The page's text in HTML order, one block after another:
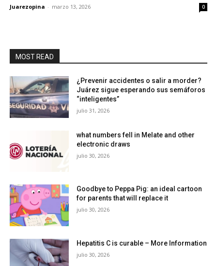
Juarezopina - marzo 13, 2026 0
MOST READ
¿Prevenir accidentes o salir a morder?
Juárez sigue esperando sus semáforos
“inteligentes”
julio 31, 2026
what numbers fell in Melate and other
electronic draws
julio 30, 2026
Goodbye to Peppa Pig: an ideal cartoon
for parents that will replace it
julio 30, 2026
Hepatitis C is curable – More Information
julio 30, 2026